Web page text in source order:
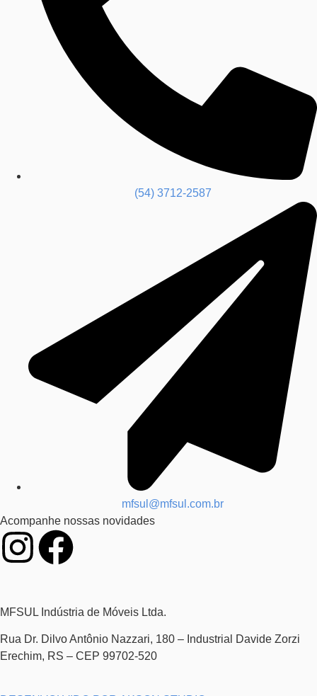
(54) 3712-2587
mfsul@mfsul.com.br
Acompanhe nossas novidades
MFSUL Indústria de Móveis Ltda.
Rua Dr. Dilvo Antônio Nazzari, 180 – Industrial Davide Zorzi
Erechim, RS – CEP 99702-520